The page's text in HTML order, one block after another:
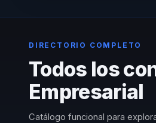
DIRECTORIO COMPLETO
Todos los
Empresarial
Catálogo funcional para